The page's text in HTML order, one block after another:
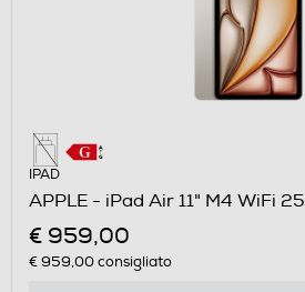
IPAD
APPLE - iPad Air 11" M4 WiFi
€ 959,00
€ 959,00consigliato